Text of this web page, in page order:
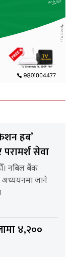
हब’
सेवा
नबिल बैंक
जाने
४,२००